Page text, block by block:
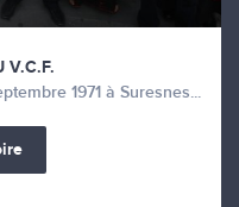
V.C.F.
1971 à Suresnes...